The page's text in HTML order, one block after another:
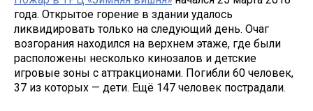
года. Открытое горение в здании удалось
ликвидировать только на следующий день. Очаг
возгорания находился на верхнем этаже, где были
расположены несколько кинозалов и детские
игровые зоны с аттракционами. Погибли 60 человек,
37 из которых — дети. Ещё 147 человек пострадали.